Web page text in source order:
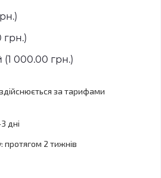
000.00 грн.)
за тарифами
дні
протягом 2 тижнів